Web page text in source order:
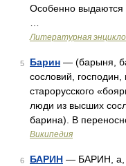
Особенно выдаются
Литературная
5 Барин — (барыня,
сословий,
старорусского
люди из высших
барина). В
Википедия
6 БАРИН — БАРИН, а,